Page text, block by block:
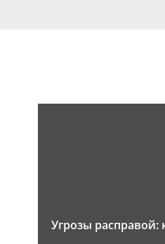
Угрозы расправой: